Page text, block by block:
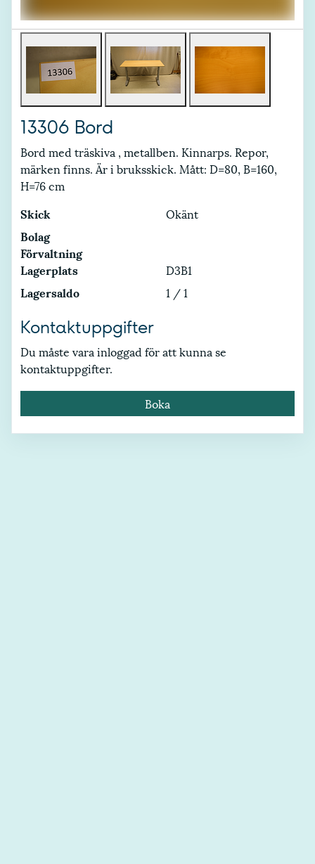
13306 Bord
Bord med träskiva , metallben. Kinnarps. Repor,
märken finns. Är i bruksskick. Mått: D=80, B=160,
H=76 cm
Skick
Okänt
Bolag
Förvaltning
Lagerplats
D3B1
Lagersaldo
1 / 1
Kontaktuppgifter
Du måste vara inloggad för att kunna se
kontaktuppgifter.
Boka